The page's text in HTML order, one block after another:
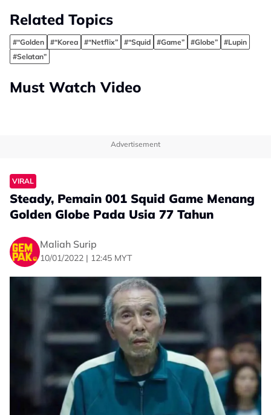
Related Topics
#“Golden #“Korea #“Netflix” #“Squid #Game” #Globe”
#Lupin
#Selatan”
Must Watch Video
Advertisement
VIRAL
Steady, Pemain 001 Squid Game Menang
Golden Globe Pada Usia 77 Tahun
Maliah Surip
10/01/2022 | 12:45 MYT